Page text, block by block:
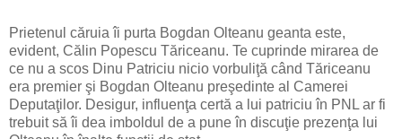
Prietenul căruia îi purta Bogdan Olteanu geanta este,
evident, Călin Popescu Tăriceanu. Te cuprinde mirarea de
ce nu a scos Dinu Patriciu nicio vorbuliţă când Tăriceanu
era premier şi Bogdan Olteanu preşedinte al Camerei
Deputaţilor. Desigur, influenţa certă a lui patriciu în PNL ar fi
trebuit să îi dea imboldul de a pune în discuţie prezenţa lui